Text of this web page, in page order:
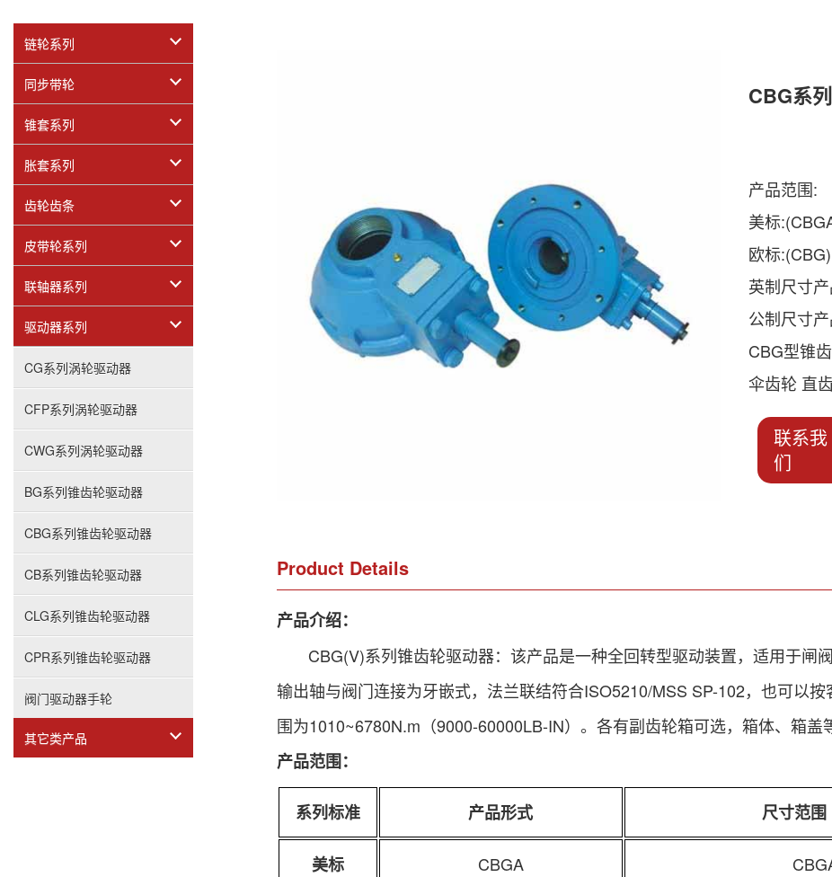
链轮系列
同步带轮
锥套系列
胀套系列
齿轮齿条
皮带轮系列
联轴器系列
驱动器系列
CG系列涡轮驱动器
CFP系列涡轮驱动器
CWG系列涡轮驱动器
BG系列锥齿轮驱动器
CBG系列锥齿轮驱动器
CB系列锥齿轮驱动器
CLG系列锥齿轮驱动器
CPR系列锥齿轮驱动器
阀门驱动器手轮
其它类产品
CBG系
产品范围:
美标
欧标:(CBG)
英制尺寸
公制尺寸
CBG型锥
伞齿轮 直
联系我
们
Product Details
产品介绍：
CBG(V)系列锥齿轮驱动器：该产品是一种全回转型驱动装置，适用于闸阀
输出轴与阀门连接为牙嵌式，法兰联结符合ISO5210/MSS SP-102，也可以
围为1010~6780N.m（9000-60000LB-IN）。各有副齿轮箱可选，箱体、箱盖
产品范围：
系列标准 产品形式 尺寸范围
美标 CBGA